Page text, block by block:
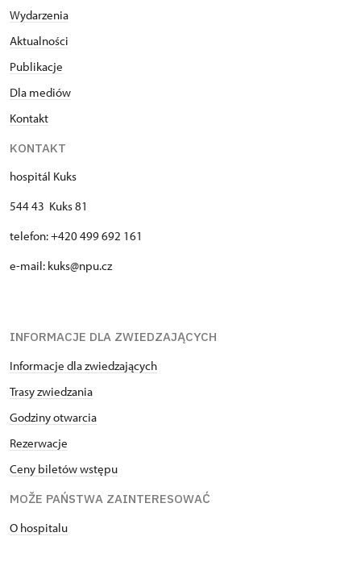
Wydarzenia
Aktualności
Publikacje
Dla mediów
Kontakt
KONTAKT
hospitál Kuks
544 43 Kuks 81
telefon: +420 499 692 161
e-mail: kuks@npu.cz
INFORMACJE DLA ZWIEDZAJĄCYCH
Informacje dla zwiedzających
Trasy zwiedzania
Godziny otwarcia
Rezerwacje
Ceny biletów wstępu
MOŽE PAŃSTWA ZAINTERESOWAĆ
O hospitalu